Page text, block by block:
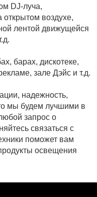
DJ-луча,
воздухе,
лентой движущейся
барах, дискотеке,
зале Дэйс и т.д.
надежность,
мы будем лучшими в
запрос о
связаться с
поможет вам
освещения